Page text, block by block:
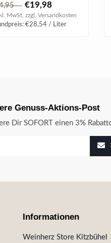
€19,98
MwSt. zzgl. Versandkosten
€28,54 / Liter
Genuss-Aktions-Post
Dir SOFORT einen 3%
Informationen
Weinherz Store Kitzbühel